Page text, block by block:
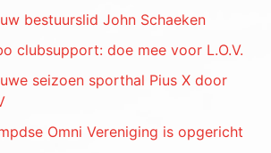
bestuurslid John Schaeken
clubsupport: doe mee voor L.O.V.
seizoen sporthal Pius X door
Omni Vereniging is opgericht